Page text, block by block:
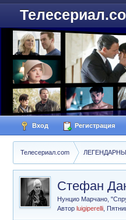
Вход Регистрация
Телесериал.com
Стефан
Нунцио Марчано,
Автор luigiperelli